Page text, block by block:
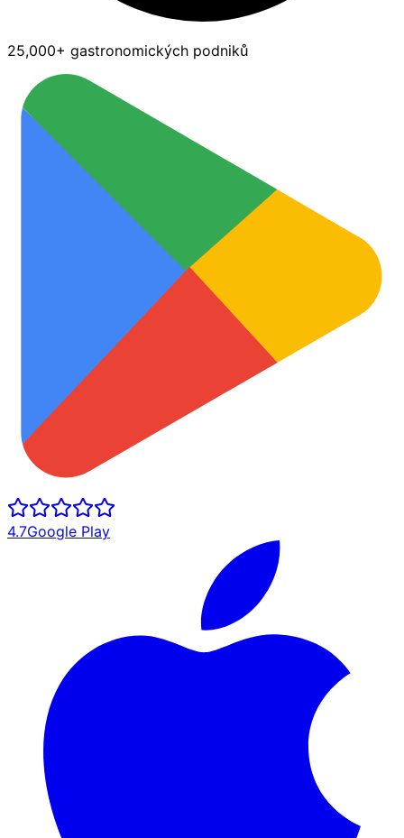
25,000+ gastronomických podniků
4.7Google Play